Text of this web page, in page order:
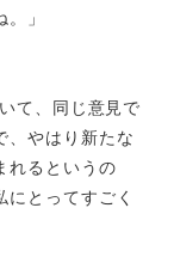
」
て、同じ意見で
、やはり新たな
れるというの
とってすごく